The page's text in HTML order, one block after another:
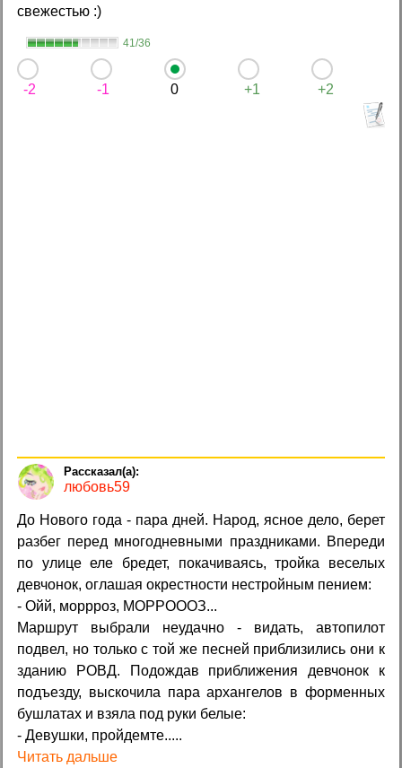
свежестью :)
41/36
-2 -1 0 +1 +2
любовь59
До Нового года - пара дней. Народ, ясное дело, берет
разбег перед многодневными праздниками. Впереди
по улице еле бредет, покачиваясь, тройка веселых
девчонок, оглашая окрестности нестройным пением:
- Ойй, моррроз, МОРРОООЗ...
Маршрут выбрали неудачно - видать, автопилот
подвел, но только с той же песней приблизились они к
зданию РОВД. Подождав приближения девчонок к
подъезду, выскочила пара архангелов в форменных
бушлатах и взяла под руки белые:
- Девушки, пройдемте.....
Читать дальше